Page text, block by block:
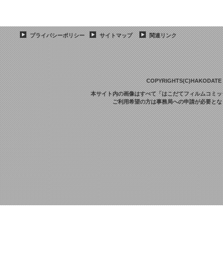
プライバシーポリシー サイトマップ 関連リンク
本サイト内の画像はすべて「はこだてフィルムコミ
ご利用希望の方は事務局への申請が必要と